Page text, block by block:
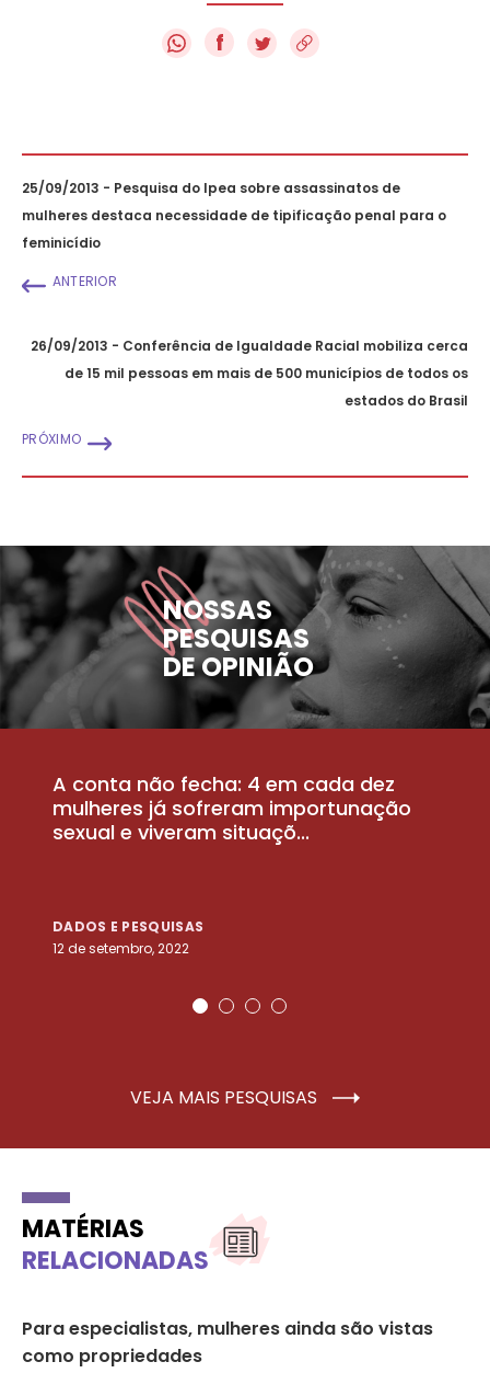
f
25/09/2013 - Pesquisa do Ipea sobre assassinatos de
mulheres destaca necessidade de tipificação penal para o
feminicídio
ANTERIOR
26/09/2013 - Conferência de Igualdade Racial mobiliza cerca
de 15 mil pessoas em mais de 500 municípios de todos os
estados do Brasil
PRÓXIMO
NOSSAS
PESQUISAS
DE OPINIÃO
A conta não fecha: 4 em cada dez
mulheres já sofreram importunação
sexual e viveram situaçõ...
DADOS E PESQUISAS
12 de setembro, 2022
VEJA MAIS PESQUISAS
MATÉRIAS
RELACIONADAS
Para especialistas, mulheres ainda são vistas
como propriedades